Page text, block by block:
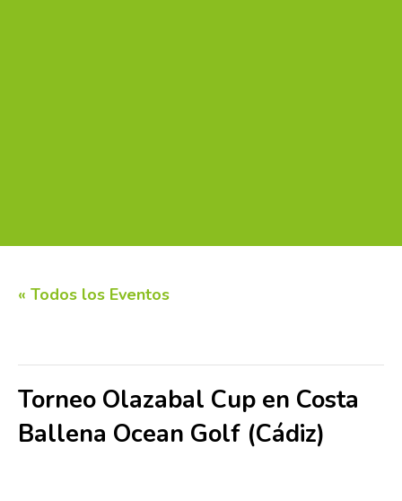
« Todos los Eventos
Torneo Olazabal Cup en Costa
Ballena Ocean Golf (Cádiz)